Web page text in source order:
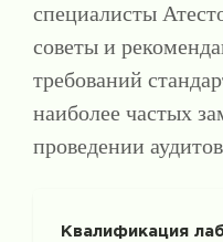
специалисты
советы и
требований
наиболее частых
проведении
Квалификация